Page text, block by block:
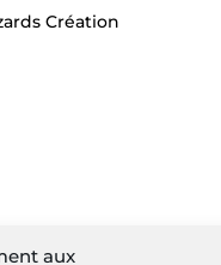
aux
Création